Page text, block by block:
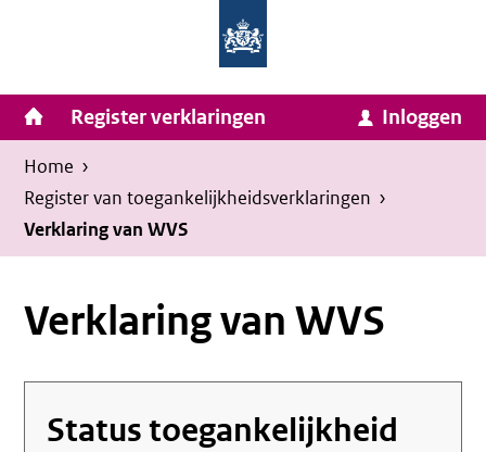
inhoud
van
Zaken
Koninkrijksrelaties
Homepage
van
Invulassistent
Toegankelijkheidsverklaring
Toegankelijkheidsverklaring
Hoofdnavigatie
Register verklaringen Inloggen
Kruimelpad
U
bevindt
zich
hier:
Home ›
Register van toegankelijkheids­verklaringen ›
Verklaring van WVS
Verklaring van WVS
Status toegankelijkheid